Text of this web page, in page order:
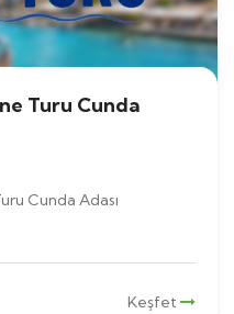
Turu Cunda
Cunda Adası
Keşfet